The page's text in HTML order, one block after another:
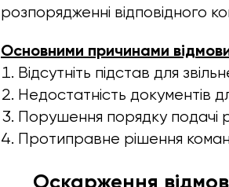
розпорядженні відповідного
Основними причинами
Відсутніть підстав для
Недостатність документів
Порушення порядку подачі
Протиправне рішення
Оскарження